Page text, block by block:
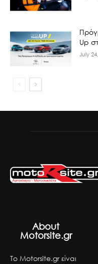
Up
July
About
Motorsite.gr
Το Motorsite.gr είναι